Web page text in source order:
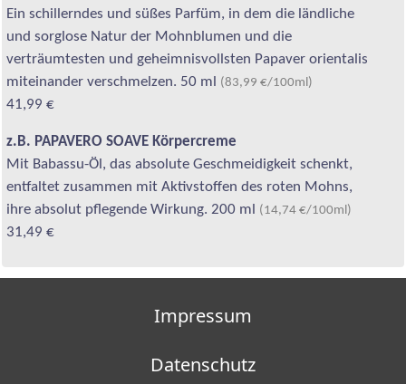
Ein schillerndes und süßes Parfüm, in dem die ländliche
und sorglose Natur der Mohnblumen und die
verträumtesten und geheimnisvollsten Papaver orientalis
miteinander verschmelzen. 50 ml
(83,99 €/100ml)
41,99 €
z.B. PAPAVERO SOAVE Körpercreme
Mit Babassu-Öl, das absolute Geschmeidigkeit schenkt,
entfaltet zusammen mit Aktivstoffen des roten Mohns,
ihre absolut pflegende Wirkung. 200 ml
(14,74 €/100ml)
31,49 €
Impressum
Datenschutz